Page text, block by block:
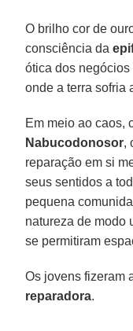
O brilho cor de
consciência da
ótica dos
onde a terra sofria
Em meio ao caos,
Nabucodonosor,
reparação em si
seus sentidos a
pequena
natureza de modo
se permitiram
Os jovens fizeram
reparadora.